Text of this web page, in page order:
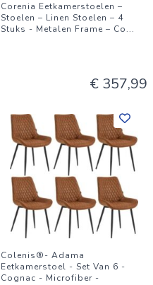
Corenia Eetkamerstoelen –
Stoelen – Linen Stoelen – 4
Stuks - Metalen Frame – Co...
€ 357,99
Colenis®- Adama
Eetkamerstoel - Set Van 6 -
Cognac - Microfiber -